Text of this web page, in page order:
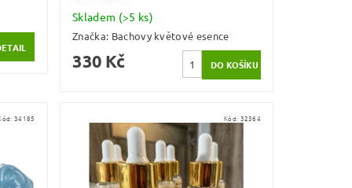
Skladem (>5 ks)
Značka: Bachovy květové esence
330 Kč
34185 Kód: 32364